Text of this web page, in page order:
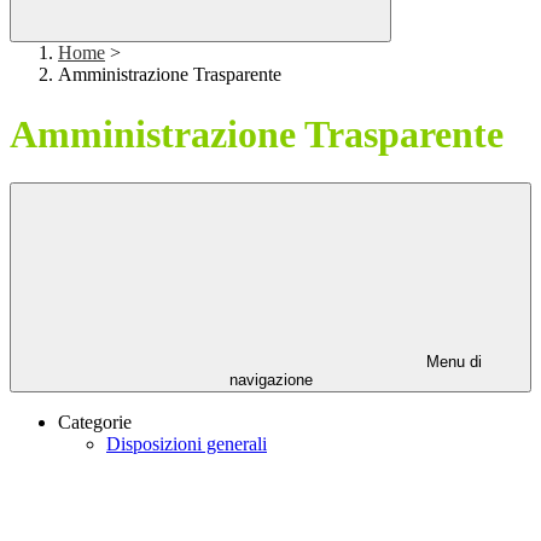
Home >
Amministrazione Trasparente
Amministrazione Trasparente
Menu di
navigazione
Categorie
Disposizioni generali